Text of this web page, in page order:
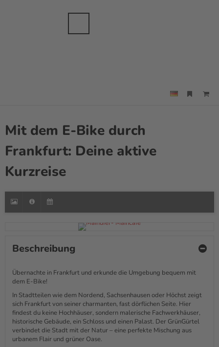
Mit dem E-Bike durch
Frankfurt: Deine aktive
Kurzreise
Beschreibung
Übernachte in Frankfurt und erkunde die Umgebung bequem mit
dem E-Bike!
In Stadtteilen wie dem Nordend, Sachsenhausen oder Höchst zeigt
sich Frankfurt von seiner charmanten, fast dörflichen Seite. Hier
findest du keine Hochhäuser, sondern malerische Fachwerkhäuser,
historische Gebäude, ein Schloss und einen Palast. Der GrünGürtel
verbindet die Stadt mit der Natur – eine perfekte Mischung aus
urbanem Flair und grüner Oase.